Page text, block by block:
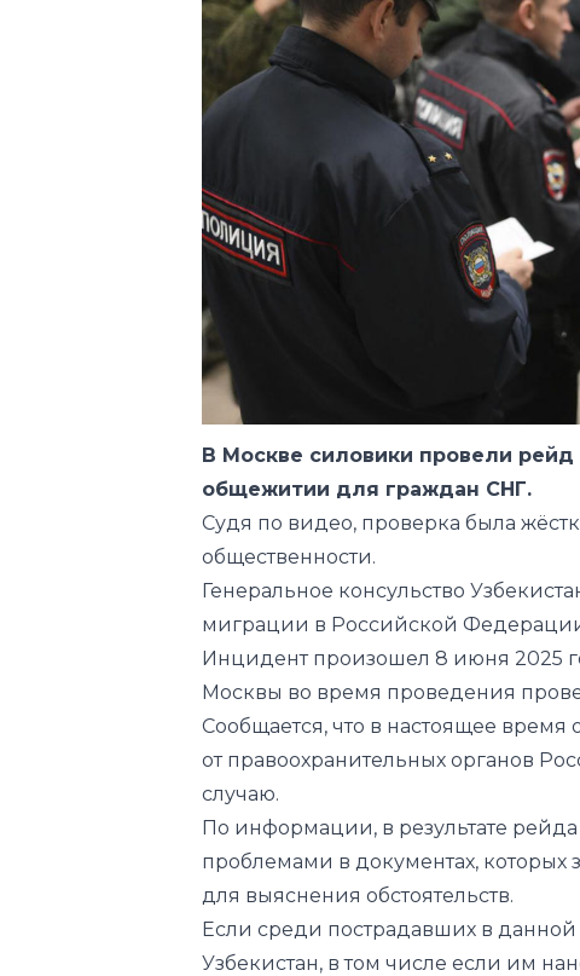
В Москве силовики провели
общежитии для граждан СНГ.
Судя по видео, проверка была
общественности.
Генеральное консульство
миграции в Российской Федерации
Инцидент произошел 8 июня 2025
Москвы во время проведения
Сообщается, что в настоящее
от правоохранительных органов
случаю.
По информации, в результате
проблемами в документах, которых
для выяснения обстоятельств.
Если среди пострадавших в
Узбекистан, в том числе если им